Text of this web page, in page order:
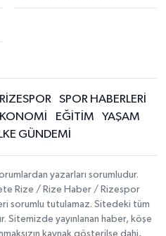
SPOR HABERLERİ
EĞİTİM
YAŞAM
GÜNDEMİ
yazarları sorumludur.
Rize / Rize Haber / Rizespor
sorumlu tutulamaz. Sitedeki tüm
Sitemizde yayınlanan haber, köşe
kaynak gösterilse dahi,